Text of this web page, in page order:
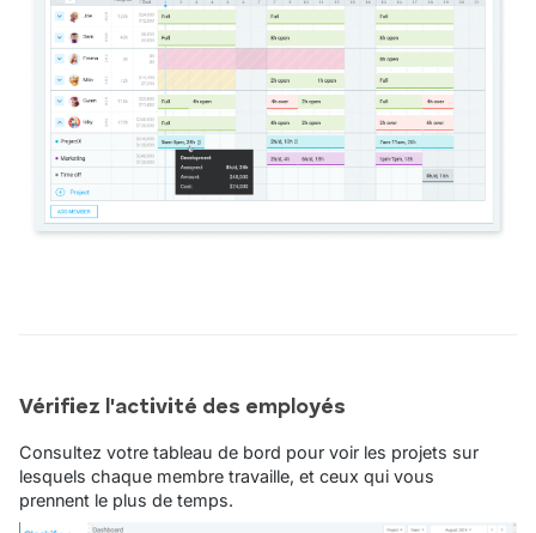
Vérifiez l'activité des employés
Consultez votre tableau de bord pour voir les projets sur
lesquels chaque membre travaille, et ceux qui vous
prennent le plus de temps.